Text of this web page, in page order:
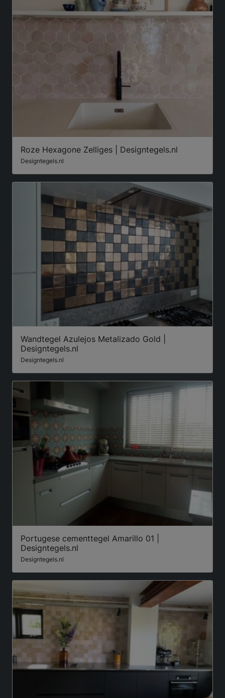
Roze Hexagone Zelliges | Designtegels.nl
Designtegels.nl
Wandtegel Azulejos Metalizado Gold |
Designtegels.nl
Designtegels.nl
Portugese cementtegel Amarillo 01 |
Designtegels.nl
Designtegels.nl